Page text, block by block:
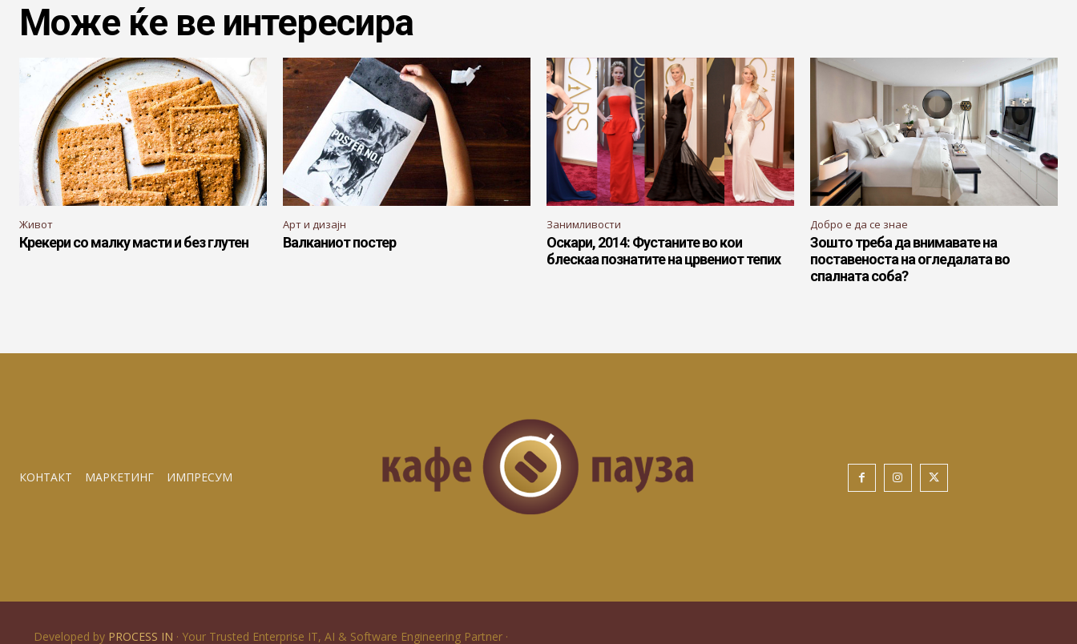
Може ќе ве интересира
Живот
Крекери со малку масти и без глутен
Арт и дизајн
Валканиот постер
Занимливости
Оскари, 2014: Фустаните во кои
блескаа познатите на црвениот тепих
Добро е да се знае
Зошто треба да внимавате на
поставеноста на огледалата во
спалната соба?
КОНТАКТ МАРКЕТИНГ ИМПРЕСУМ
Developed by PROCESS IN · Your Trusted Enterprise IT, AI & Software Engineering Partner ·